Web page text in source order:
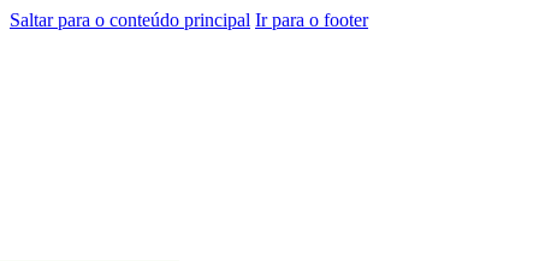
Saltar para o conteúdo principal Ir para o footer